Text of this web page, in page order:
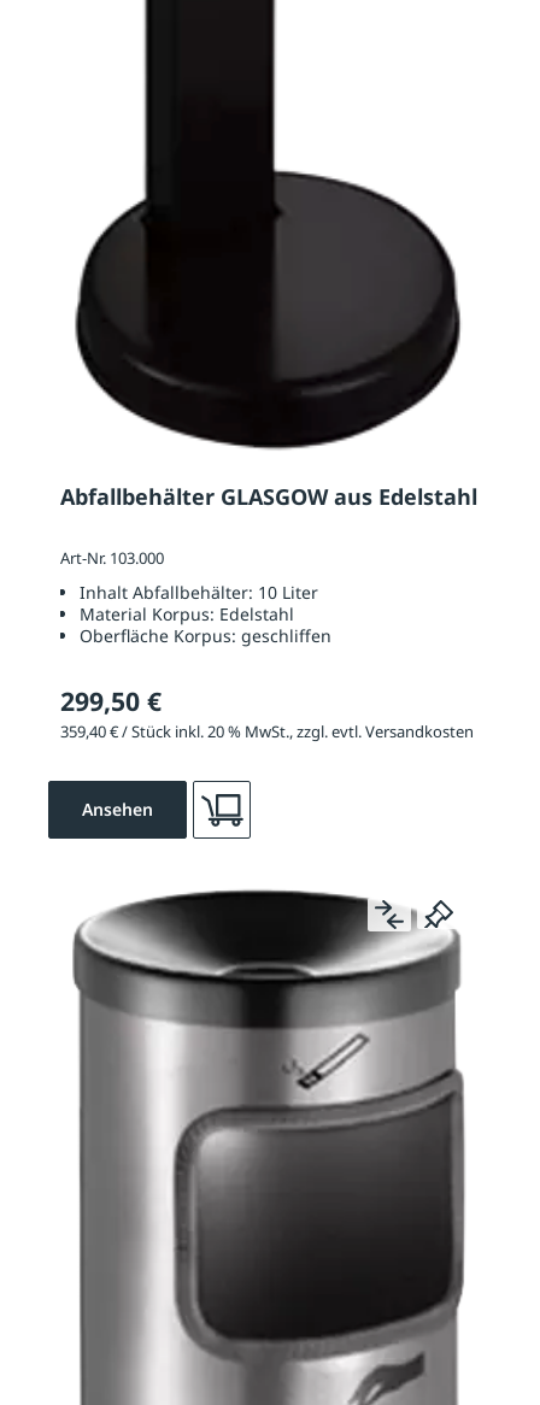
Abfallbehälter GLASGOW aus Edelstahl
Art-Nr. 103.000
Inhalt Abfallbehälter: 10 Liter
Material Korpus: Edelstahl
Oberfläche Korpus: geschliffen
299,50 €
359,40 € / Stück inkl. 20 % MwSt., zzgl. evtl. Versandkosten
Ansehen